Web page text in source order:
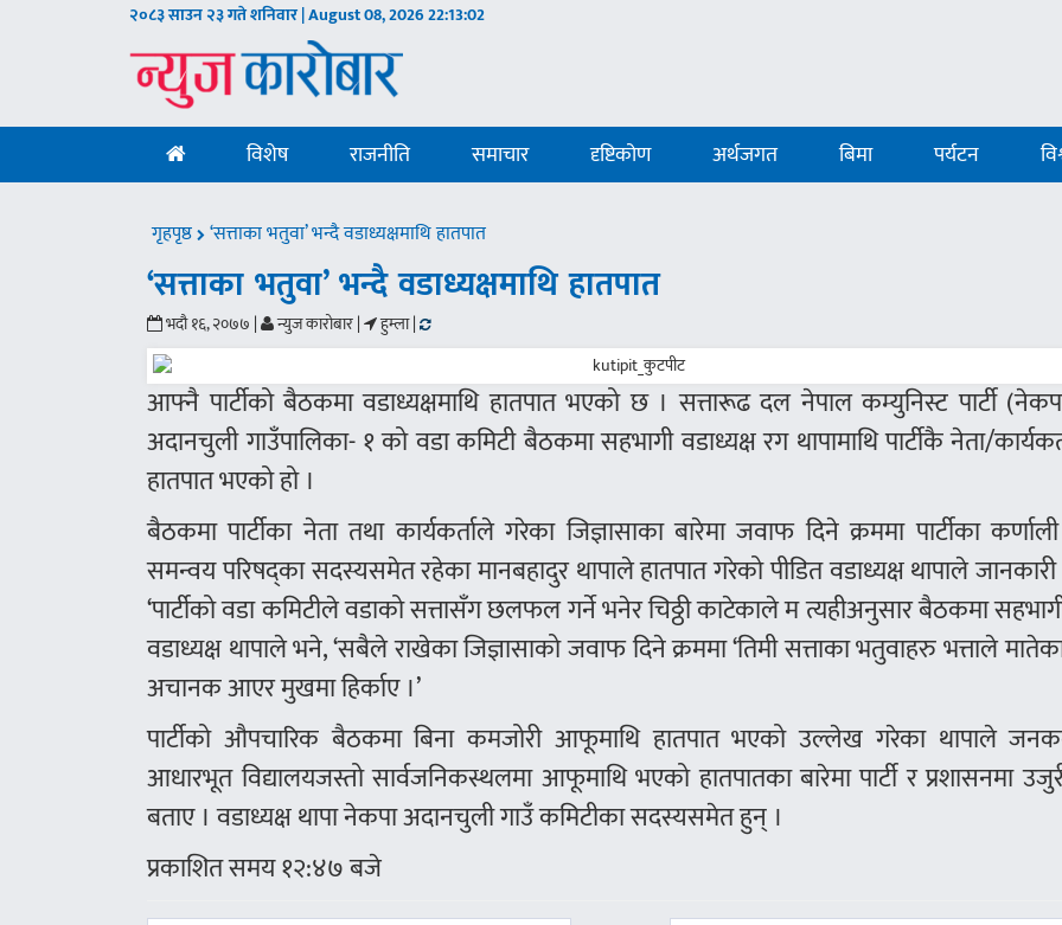
२०८३ साउन २३ गते शनिवार | August 08, 202622:13:03
विशेष राजनीति समाचार दृष्टिकोण अर्थजगत बिमा पर्यटन
गृहपृष्ठ ‘सत्ताका भतुवा’ भन्दै वडाध्यक्षमाथि हातपात
‘सत्ताका भतुवा’ भन्दै वडाध्यक्षमाथि हातपात
भदौ १६, २०७७ | न्युज कारोबार | हुम्ला |
आफ्नै पार्टीको बैठकमा वडाध्यक्षमाथि हातपात भएको छ । सत्तारूढ दल नेपाल कम्युनिस्ट पार्टी
अदानचुली गाउँपालिका- १ को वडा कमिटी बैठकमा सहभागी वडाध्यक्ष रग थापामाथि पार्टीकै नेता/
हातपात भएको हो ।
बैठकमा पार्टीका नेता तथा कार्यकर्ताले गरेका जिज्ञासाका बारेमा जवाफ दिने क्रममा पार्टीका
समन्वय परिषद्का सदस्यसमेत रहेका मानबहादुर थापाले हातपात गरेको पीडित वडाध्यक्ष थापाले जानकारी
‘पार्टीको वडा कमिटीले वडाको सत्तासँग छलफल गर्ने भनेर चिठ्ठी काटेकाले म त्यहीअनुसार बैठकमा
वडाध्यक्ष थापाले भने, ‘सबैले राखेका जिज्ञासाको जवाफ दिने क्रममा ‘तिमी सत्ताका भतुवाहरु भत्ताले
अचानक आएर मुखमा हिर्काए ।’
पार्टीको औपचारिक बैठकमा बिना कमजोरी आफूमाथि हातपात भएको उल्लेख गरेका थापाले
आधारभूत विद्यालयजस्तो सार्वजनिकस्थलमा आफूमाथि भएको हातपातका बारेमा पार्टी र प्रशासनमा
बताए । वडाध्यक्ष थापा नेकपा अदानचुली गाउँ कमिटीका सदस्यसमेत हुन् ।
प्रकाशित समय १२:४७ बजे